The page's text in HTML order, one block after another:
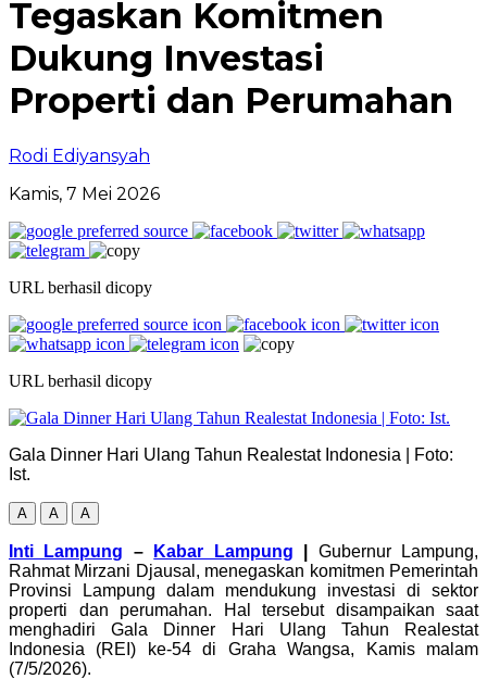
Tegaskan Komitmen
Dukung Investasi
Properti dan Perumahan
Rodi Ediyansyah
Kamis, 7 Mei 2026
URL berhasil dicopy
URL berhasil dicopy
Gala Dinner Hari Ulang Tahun Realestat Indonesia | Foto:
Ist.
A A A
Inti Lampung – Kabar Lampung
Gubernur Lampung,
Rahmat Mirzani Djausal, menegaskan komitmen Pemerintah
Provinsi Lampung dalam mendukung investasi di sektor
properti dan perumahan. Hal tersebut disampaikan saat
menghadiri Gala Dinner Hari Ulang Tahun Realestat
Indonesia (REI) ke-54 di Graha Wangsa, Kamis malam
(7/5/2026).